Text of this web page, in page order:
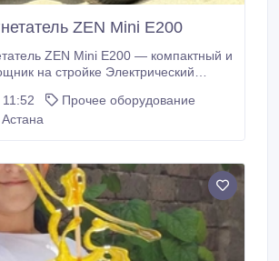
ZEN Mini E200
ZEN Mini E200 — компактный и
на стройке Электрический
ценит мобильность,
и экологичность. Используется
Прочее оборудование